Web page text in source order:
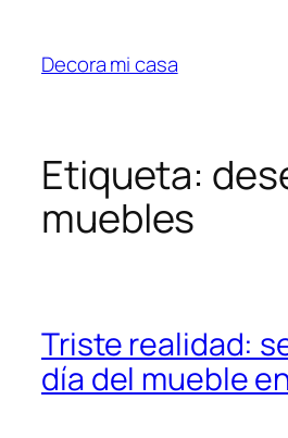
contenido
Decora mi casa
Etiqueta:
muebles
Triste realidad:
día del mueble